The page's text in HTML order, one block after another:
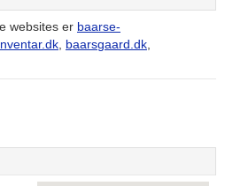
websites er baarse-
, baarsgaard.dk,